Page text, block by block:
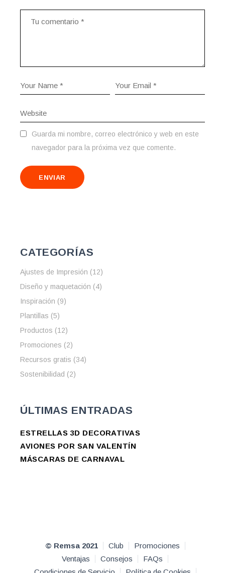
Guarda mi nombre, correo electrónico y web en este
navegador para la próxima vez que comente.
ENVIAR
CATEGORÍAS
Ajustes de Impresión (12)
Diseño y maquetación (4)
Inspiración (9)
Plantillas (5)
Productos (12)
Promociones (2)
Recursos gratis (34)
Sostenibilidad (2)
ÚLTIMAS ENTRADAS
ESTRELLAS 3D DECORATIVAS
AVIONES POR SAN VALENTÍN
MÁSCARAS DE CARNAVAL
© Remsa 2021 Club
Promociones
Ventajas
Consejos
FAQs